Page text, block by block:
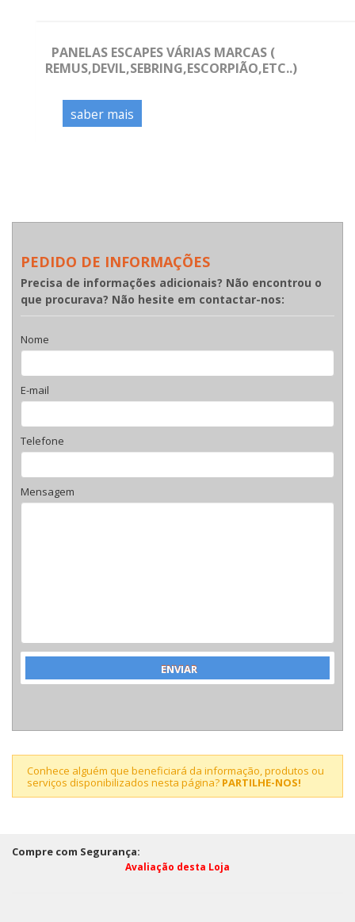
PANELAS ESCAPES VÁRIAS MARCAS (
REMUS,DEVIL,SEBRING,ESCORPIÃO,ETC..)
saber mais
PEDIDO DE INFORMAÇÕES
Precisa de informações adicionais? Não encontrou o
que procurava? Não hesite em contactar-nos:
Nome
E-mail
Telefone
Mensagem
Conhece alguém que beneficiará da informação, produtos ou
serviços disponibilizados nesta página? PARTILHE-NOS!
Compre com Segurança:
Avaliação desta Loja